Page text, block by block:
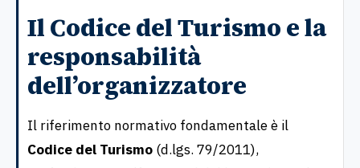
Il Codice del Turismo e la
responsabilità
dell’organizzatore
Il riferimento normativo fondamentale è il
Codice del Turismo (d.lgs. 79/2011),